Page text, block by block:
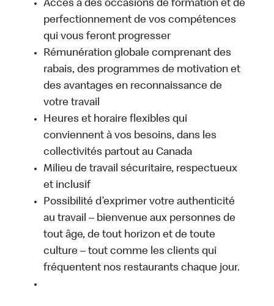
Accès à des occasions de formation et de
perfectionnement de vos compétences
qui vous feront progresser
Rémunération globale comprenant des
rabais, des programmes de motivation et
des avantages en reconnaissance de
votre travail
Heures et horaire flexibles qui
conviennent à vos besoins, dans les
collectivités partout au Canada
Milieu de travail sécuritaire, respectueux
et inclusif
Possibilité d’exprimer votre authenticité
au travail – bienvenue aux personnes de
tout âge, de tout horizon et de toute
culture – tout comme les clients qui
fréquentent nos restaurants chaque jour.